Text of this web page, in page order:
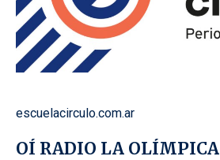
escuelacirculo.com.ar
OÍ RADIO LA OLÍMPICA